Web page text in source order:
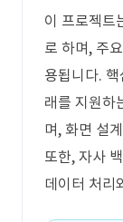
이 프로젝트
로 하며, 주
용됩니다.
래를 지원하
며, 화면 설
또한, 자사
데이터 처리